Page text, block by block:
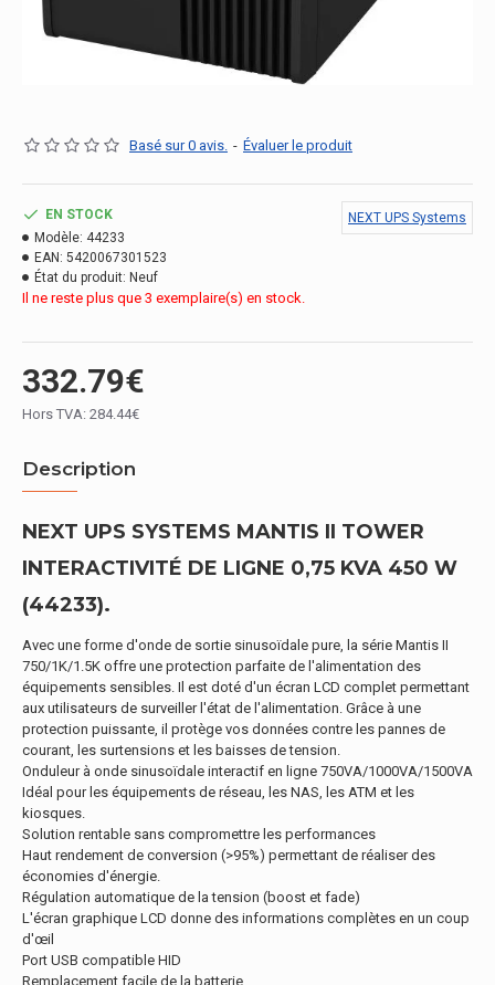
Basé sur 0 avis. - Évaluer le produit
332.79€
Hors TVA: 284.44€
EN STOCK
Modèle: 44233
EAN: 5420067301523
État du produit: Neuf
NEXT UPS Systems
Il ne reste plus que 3 exemplaire(s) en stock.
Description
NEXT UPS SYSTEMS MANTIS II TOWER
INTERACTIVITÉ DE LIGNE 0,75 KVA 450 W
(44233).
Avec une forme d'onde de sortie sinusoïdale pure, la série Mantis II
750/1K/1.5K offre une protection parfaite de l'alimentation des
équipements sensibles. Il est doté d'un écran LCD complet permettant
aux utilisateurs de surveiller l'état de l'alimentation. Grâce à une
protection puissante, il protège vos données contre les pannes de
courant, les surtensions et les baisses de tension.
Onduleur à onde sinusoïdale interactif en ligne 750VA/1000VA/1500VA
Idéal pour les équipements de réseau, les NAS, les ATM et les
kiosques.
Solution rentable sans compromettre les performances
Haut rendement de conversion (>95%) permettant de réaliser des
économies d'énergie.
Régulation automatique de la tension (boost et fade)
L'écran graphique LCD donne des informations complètes en un coup
d'œil
Port USB compatible HID
Remplacement facile de la batterie